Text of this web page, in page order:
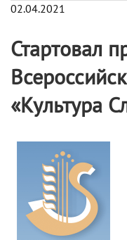
02.04.2021
Стартовал
«Культура